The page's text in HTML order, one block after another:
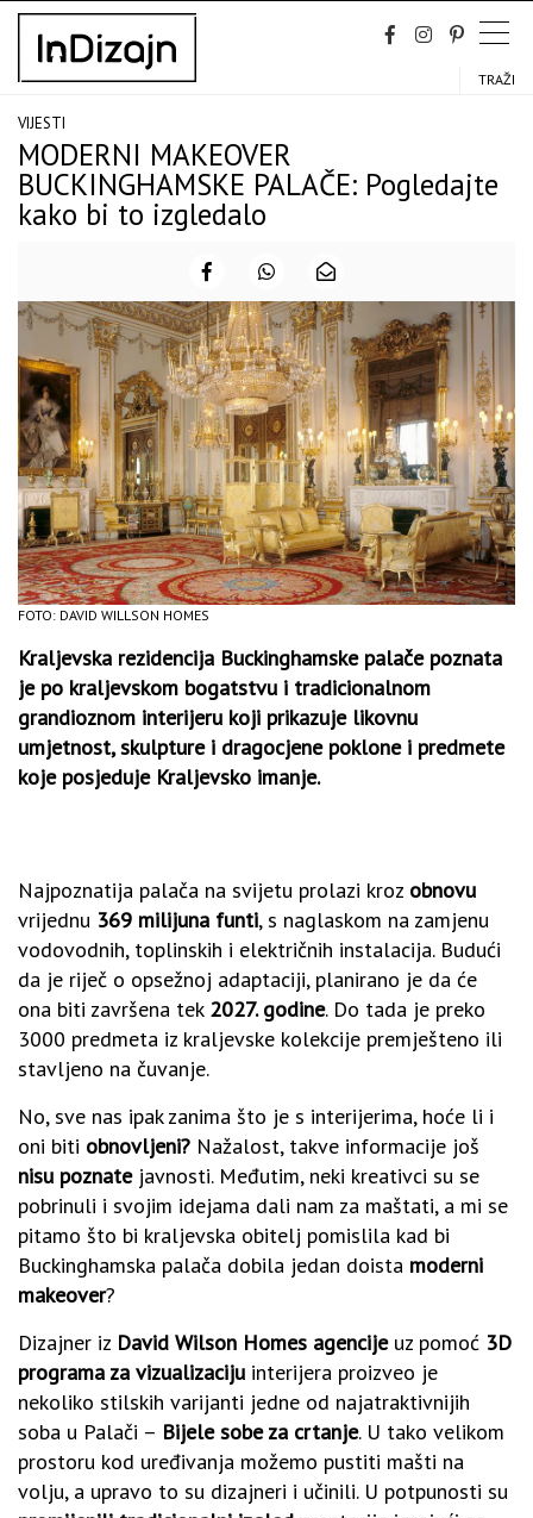
Skip
content
TRAŽI
VIJESTI
MODERNI MAKEOVER
BUCKINGHAMSKE PALAČE: Pogledajte
kako bi to izgledalo
FOTO: DAVID WILLSON HOMES
Kraljevska rezidencija Buckinghamske palače poznata
je po kraljevskom bogatstvu i tradicionalnom
grandioznom interijeru koji prikazuje likovnu
umjetnost, skulpture i dragocjene poklone i predmete
koje posjeduje Kraljevsko imanje.
Najpoznatija palača na svijetu prolazi kroz obnovu
vrijednu 369 milijuna funti, s naglaskom na zamjenu
vodovodnih, toplinskih i električnih instalacija. Budući
da je riječ o opsežnoj adaptaciji, planirano je da će
ona biti završena tek 2027. godine. Do tada je preko
3000 predmeta iz kraljevske kolekcije premješteno ili
stavljeno na čuvanje.
No, sve nas ipak zanima što je s interijerima, hoće li i
oni biti obnovljeni? Nažalost, takve informacije još
nisu poznatejavnosti. Međutim, neki kreativci su se
pobrinuli i svojim idejama dali nam za maštati, a mi se
pitamo što bi kraljevska obitelj pomislila kad bi
Buckinghamska palača dobila jedan doista moderni
makeover?
Dizajner iz David Wilson Homes agencijeuz pomoć 3D
programa za vizualizaciju interijera proizveo je
nekoliko stilskih varijanti jedne od najatraktivnijih
soba u Palači – Bijele sobe za crtanje. U tako velikom
prostoru kod uređivanja možemo pustiti mašti na
volju, a upravo to su dizajneri i učinili. U potpunosti su